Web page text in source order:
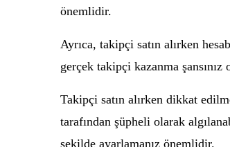
önemlidir.
Ayrıca, takipçi satın alırken
gerçek takipçi kazanma
Takipçi satın alırken dikkat
tarafından şüpheli olarak
şekilde ayarlamanız önemlidir.